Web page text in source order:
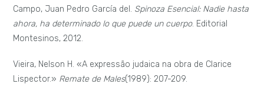
origen judío y de familia española/portuguesa. La mala
recepción por parte de sus coetáneos judíos a su filosofía,
lo llevó a ser excomulgado, debiendo vivir el resto de su vida
exiliado y apartado de la colonia judía holandesa.
Actualmente, es reconocido como un filósofo ateo.